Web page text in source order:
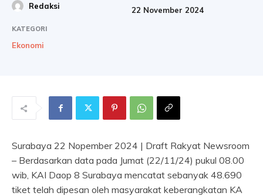
Redaksi 22 November 2024
KATEGORI
Ekonomi
Surabaya 22 Nopember 2024 | Draft Rakyat Newsroom
– Berdasarkan data pada Jumat (22/11/24) pukul 08.00
wib, KAI Daop 8 Surabaya mencatat sebanyak 48.690
tiket telah dipesan oleh masyarakat keberangkatan KA